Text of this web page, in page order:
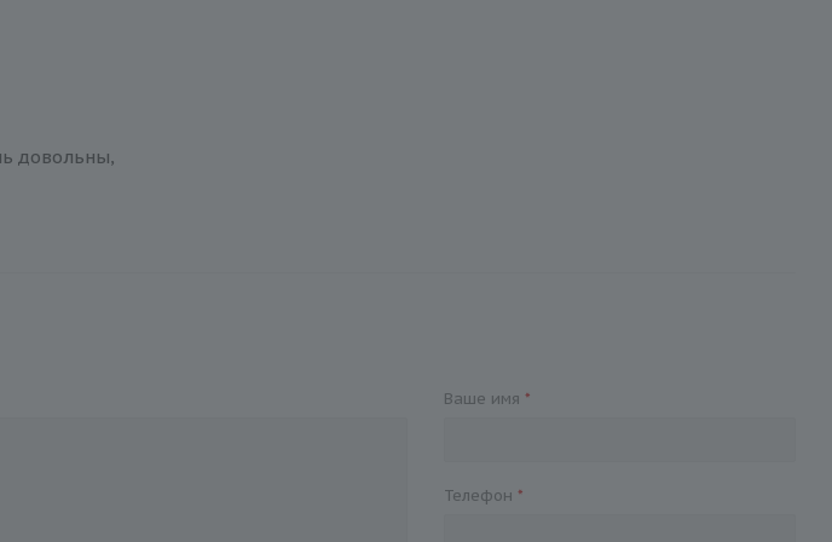
довольны,
Ваше имя*
Телефон*